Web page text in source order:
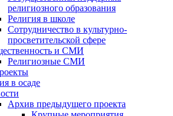
религиозного образования
Религия в школе
Сотрудничество в культурно-
просветительской сфере
и СМИ
Религиозные СМИ
в осаде
Архив предыдущего проекта